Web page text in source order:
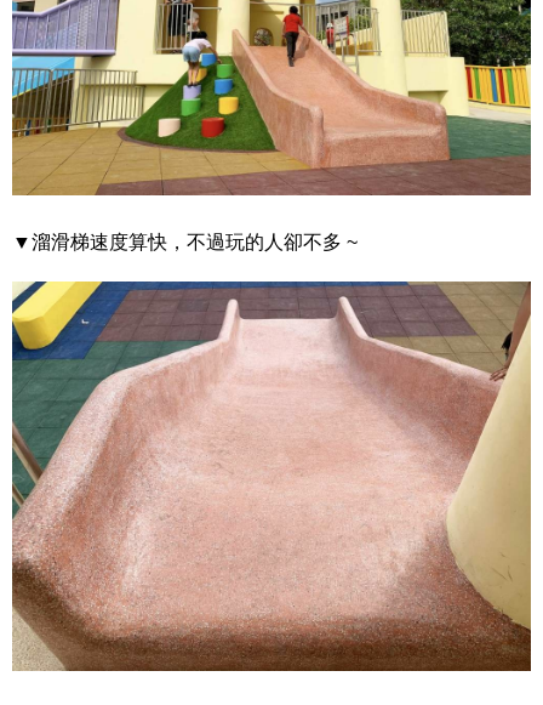
▼溜滑梯速度算快，不過玩的人卻不多 ~